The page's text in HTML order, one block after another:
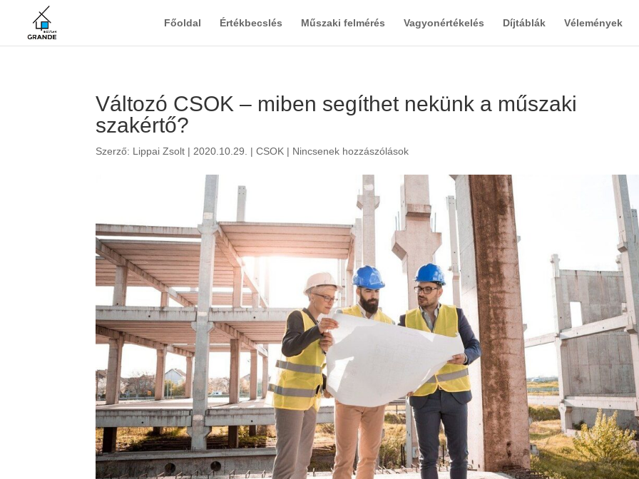
Főoldal Értékbecslés Műszaki felmérés Vagyonértékelés Díjtáblák Vélemények
Változó CSOK – miben segíthet nekünk a műszaki
szakértő?
Szerző: Lippai Zsolt | 2020.10.29. |CSOK | Nincsenek hozzászólások